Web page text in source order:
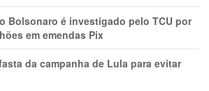
Bolsonaro é investigado pelo TCU por
em emendas Pix
da campanha de Lula para evitar